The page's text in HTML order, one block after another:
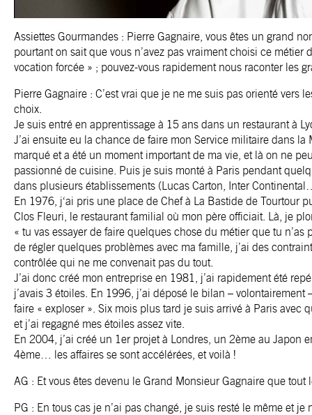
Assiettes Gourmandes : Pierre Gagnaire, vous êtes un grand
pourtant on sait que vous n’avez pas vraiment choisi ce métier
vocation forcée » ; pouvez-vous rapidement nous raconter les
Pierre Gagnaire : C’est vrai que je ne me suis pas orienté vers
choix.
Je suis entré en apprentissage à 15 ans dans un restaurant à
J’ai ensuite eu la chance de faire mon Service militaire dans la
marqué et a été un moment important de ma vie, et là on ne
passionné de cuisine. Puis je suis monté à Paris pendant
dans plusieurs établissements (Lucas Carton, Inter
En 1976, j‘ai pris une place de Chef à La Bastide de Tourtour
Clos Fleuri, le restaurant familial où mon père officiait. Là, je
« tu vas essayer de faire quelques chose du métier que tu
de régler quelques problèmes avec ma famille, j’ai des
contrôlée qui ne me convenait pas du tout.
J’ai donc créé mon entreprise en 1981, j’ai rapidement été
j’avais 3 étoiles. En 1996, j’ai déposé le bilan – volontairement
faire « exploser ». Six mois plus tard je suis arrivé à Paris avec
et j’ai regagné mes étoiles assez vite.
En 2004, j’ai créé un 1er projet à Londres, un 2ème au Japon
4ème… les affaires se sont accélérées, et voilà !
AG : Et vous êtes devenu le Grand Monsieur Gagnaire que tout
PG : En tous cas je n’ai pas changé, je suis resté le même et